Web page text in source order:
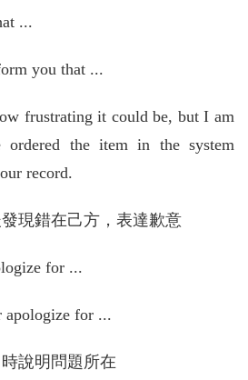
...
you that ...
frustrating it could be, but I am
ordered the item in the system
record.
現錯在己方，表達歉意
for ...
apologize for ...
說明問題所在